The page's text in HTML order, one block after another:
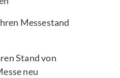
Messestand
Stand von
neu